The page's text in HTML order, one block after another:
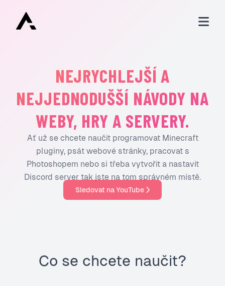
NEJRYCHLEJŠÍ A
NEJJEDNODUŠŠÍ NÁVODY NA
WEBY, HRY A SERVERY.
Ať už se chcete naučit programovat Minecraft
pluginy, psát webové stránky, pracovat s
Photoshopem nebo si třeba vytvořit a nastavit
Discord server tak jste na tom správném místě.
Sledovat na YouTube
Co se chcete naučit?